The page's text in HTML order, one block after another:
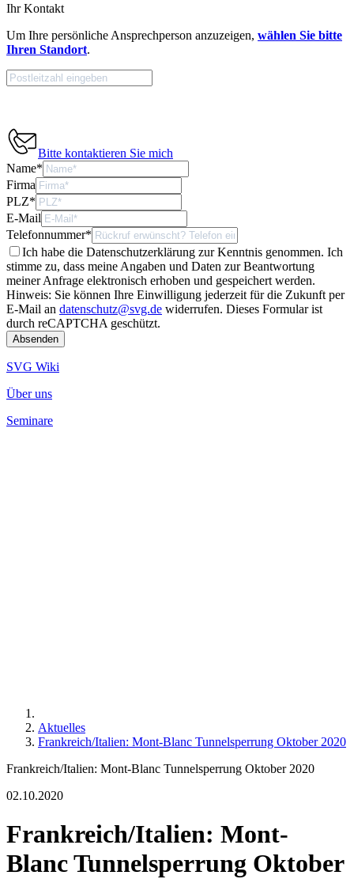
Ihr Kontakt
Um Ihre persönliche Ansprechperson anzuzeigen, wählen Sie bitte
Ihren Standort.
Bitte kontaktieren Sie mich
Name*
Firma
PLZ*
E-Mail
Telefonnummer*
Ich habe die Datenschutzerklärung zur Kenntnis genommen. Ich
stimme zu, dass meine Angaben und Daten zur Beantwortung
meiner Anfrage elektronisch erhoben und gespeichert werden.
Hinweis: Sie können Ihre Einwilligung jederzeit für die Zukunft per
E-Mail an datenschutz@svg.de widerrufen. Dieses Formular ist
durch reCAPTCHA geschützt.
SVG Wiki
Über uns
Seminare
Aktuelles
Frankreich/Italien: Mont­-Blanc­ Tunnelsperrung Oktober 2020
Frankreich/Italien: Mont­-Blanc­ Tunnelsperrung Oktober 2020
02.10.2020
Frankreich/Italien: Mont­-
Blanc­ Tunnelsperrung Oktober